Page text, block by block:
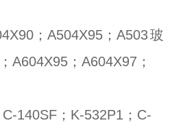
；A504X95；A503玻
A604X95；A604X97；
140SF；K-532P1；C-